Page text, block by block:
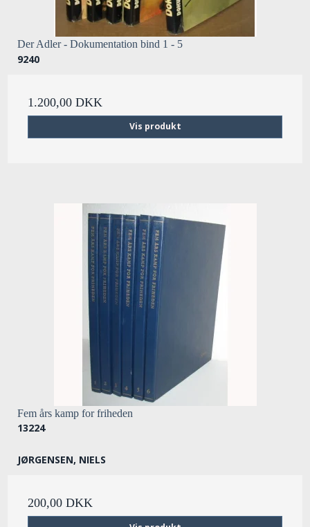
Der Adler - Dokumentation bind 1 - 5
9240
1.200,00 DKK
Vis produkt
Fem års kamp for friheden
13224
JØRGENSEN, NIELS
200,00 DKK